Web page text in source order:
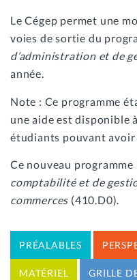
Le Cégep permet une
voies de sortie du
d’administration et de
année.
Note : Ce programme
une aide est disponible
étudiants pouvant avoir
Ce nouveau programme
comptabilité et de
commerces (410.D0).
PRÉALABLES
MATÉRIEL GRILLE